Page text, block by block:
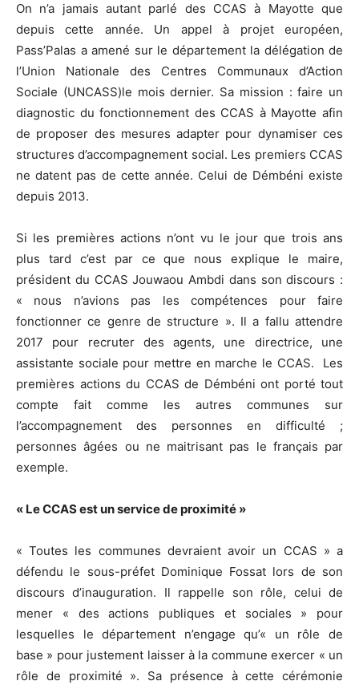
On n’a jamais autant parlé des CCAS à Mayotte que
depuis cette année. Un appel à projet européen,
Pass’Palas a amené sur le département la délégation de
l’Union Nationale des Centres Communaux d’Action
Sociale (UNCASS)le mois dernier. Sa mission : faire un
diagnostic du fonctionnement des CCAS à Mayotte afin
de proposer des mesures adapter pour dynamiser ces
structures d’accompagnement social. Les premiers CCAS
ne datent pas de cette année. Celui de Démbéni existe
depuis 2013.
Si les premières actions n’ont vu le jour que trois ans
plus tard c’est par ce que nous explique le maire,
président du CCAS Jouwaou Ambdi dans son discours :
« nous n’avions pas les compétences pour faire
fonctionner ce genre de structure ». Il a fallu attendre
2017 pour recruter des agents, une directrice, une
assistante sociale pour mettre en marche le CCAS. Les
premières actions du CCAS de Démbéni ont porté tout
compte fait comme les autres communes sur
l’accompagnement des personnes en difficulté ;
personnes âgées ou ne maitrisant pas le français par
exemple.
« Le CCAS est un service de proximité »
« Toutes les communes devraient avoir un CCAS » a
défendu le sous-préfet Dominique Fossat lors de son
discours d’inauguration. Il rappelle son rôle, celui de
mener « des actions publiques et sociales » pour
lesquelles le département n’engage qu’« un rôle de
base » pour justement laisser à la commune exercer « un
rôle de proximité ». Sa présence à cette cérémonie